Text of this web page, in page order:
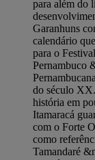
para além do
Garanhuns
calendário
para o
Pernambuco
do século
história em
Itamaracá
com o Forte
como
Tamandaré